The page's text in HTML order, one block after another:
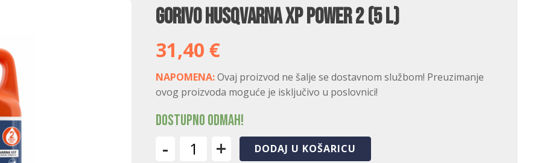
Gorivo Husqvarna XP Power 2 (5 L)
31,40 €
NAPOMENA:Ovaj proizvod ne šalje se dostavnom službom! Preuzimanje
ovog proizvoda moguće je isključivo u poslovnici!
Dostupno odmah!
- + DODAJ U KOŠARICU